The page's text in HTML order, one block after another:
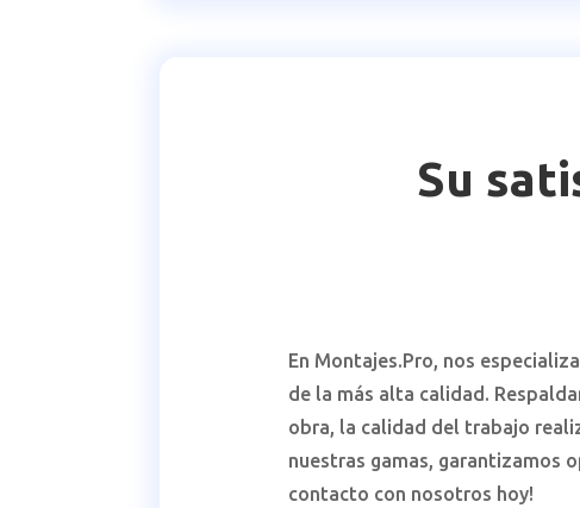
Su
En Montajes.Pro, nos
de la más alta calidad.
obra, la calidad del trabajo
nuestras gamas, garantizamos
contacto con nosotros hoy!